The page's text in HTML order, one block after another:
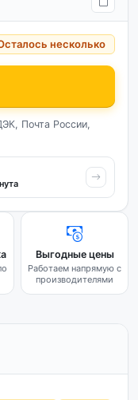
несколько
Почта России,
Выгодные цены
Работаем напрямую с
производителями